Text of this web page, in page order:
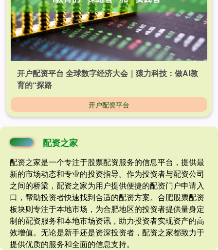
开户配资平台 全球数字经济大会｜猿力科技：做AI教
育的“探路
开户配资平台
配资之家
配资之家是一个专注于股票配资服务的信息平台，提供最
新的市场动态和专业的投资指导。作为投资者与配资公司
之间的桥梁，配资之家为用户提供便捷的配资门户申请入
口，帮助投资者快速找到合适的配资方案。合肥股票配资
板块则专注于本地市场，为合肥地区的投资者提供量身定
制的配资服务和本地市场资讯，助力投资者实现资产的高
效增值。无论是新手还是资深投资者，配资之家都致力于
提供优质的服务和全面的信息支持。